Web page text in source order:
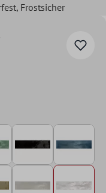
, Frostsicher